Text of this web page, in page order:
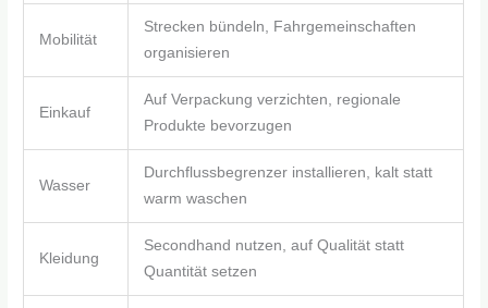
Mobilität
Strecken bündeln, Fahrgemeinschaften
organisieren
Einkauf
Auf Verpackung verzichten, regionale
Produkte bevorzugen
Wasser
Durchflussbegrenzer installieren, kalt statt
warm waschen
Kleidung
Secondhand nutzen, auf Qualität statt
Quantität setzen